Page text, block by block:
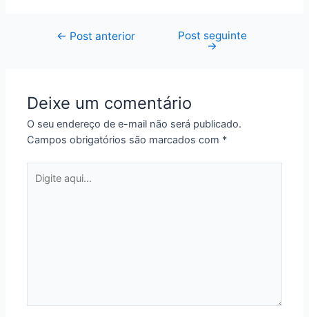
Navegação
← Post anterior Post seguinte
→
Deixe um comentário
O seu endereço de e-mail não será publicado.
Campos obrigatórios são marcados com *
aqui...